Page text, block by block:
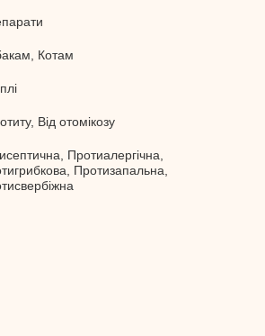
Котам
Від отомікозу
Протиалергічна,
Протизапальна,